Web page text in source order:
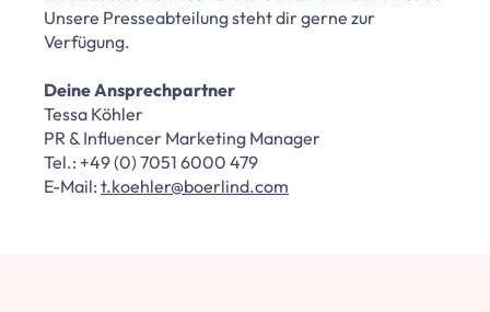
Unsere Presseabteilung steht dir gerne zur
Verfügung.
Deine Ansprechpartner
Tessa Köhler
PR & Influencer Marketing Manager
Tel.: +49 (0) 7051 6000 479
E-Mail: t.koehler@boerlind.com